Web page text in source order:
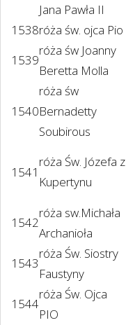
Jana Pawła II
1538róża św. ojca Pio
1539
róża św Joanny
Beretta Molla
1540
róża św
Bernadetty
Soubirous
1541
róża Św. Józefa z
Kupertynu
1542
róża sw.Michała
Archanioła
1543
róża Św. Siostry
Faustyny
1544
róża Św. Ojca
PIO